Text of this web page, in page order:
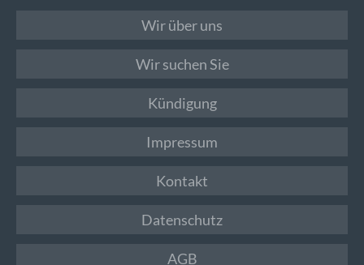
Wir über uns
Wir suchen Sie
Kündigung
Impressum
Kontakt
Datenschutz
AGB